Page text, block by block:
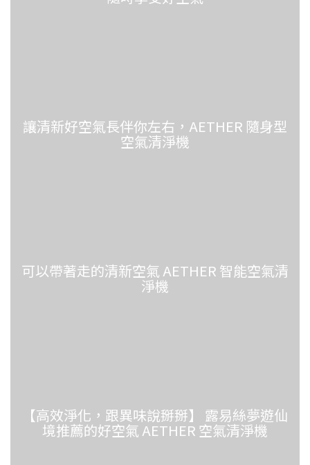
讓清新好空氣長伴你左右，AETHER 隨身型
空氣清淨機
可以帶著走的清新空氣 AETHER 智能空氣清
淨機
【高效淨化，跟異味說掰掰】 露易絲夢遊仙
境推薦的好空氣 AETHER 空氣清淨機